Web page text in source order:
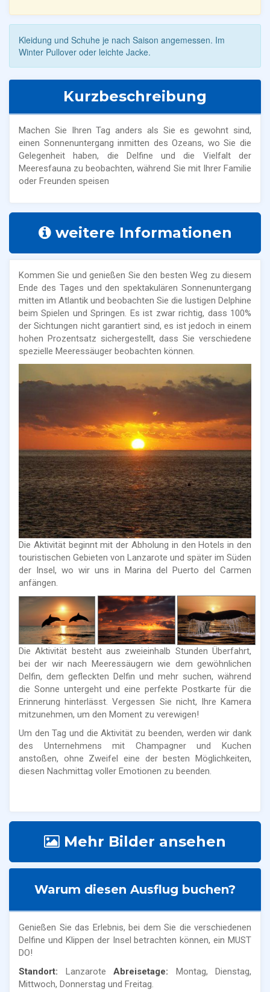
Kleidung und Schuhe je nach Saison angemessen. Im
Winter Pullover oder leichte Jacke.
Kurzbeschreibung
Machen Sie Ihren Tag anders als Sie es gewohnt sind,
einen Sonnenuntergang inmitten des Ozeans, wo Sie die
Gelegenheit haben, die Delfine und die Vielfalt der
Meeresfauna zu beobachten, während Sie mit Ihrer Familie
oder Freunden speisen
weitere Informationen
Kommen Sie und genießen Sie den besten Weg zu diesem
Ende des Tages und den spektakulären Sonnenuntergang
mitten im Atlantik und beobachten Sie die lustigen Delphine
beim Spielen und Springen. Es ist zwar richtig, dass 100%
der Sichtungen nicht garantiert sind, es ist jedoch in einem
hohen Prozentsatz sichergestellt, dass Sie verschiedene
spezielle Meeressäuger beobachten können.
Die Aktivität beginnt mit der Abholung in den Hotels in den
touristischen Gebieten von Lanzarote und später im Süden
der Insel, wo wir uns in Marina del Puerto del Carmen
anfängen.
Die Aktivität besteht aus zweieinhalb Stunden Überfahrt,
bei der wir nach Meeressäugern wie dem gewöhnlichen
Delfin, dem gefleckten Delfin und mehr suchen, während
die Sonne untergeht und eine perfekte Postkarte für die
Erinnerung hinterlässt. Vergessen Sie nicht, Ihre Kamera
mitzunehmen, um den Moment zu verewigen!
Um den Tag und die Aktivität zu beenden, werden wir dank
des Unternehmens mit Champagner und Kuchen
anstoßen, ohne Zweifel eine der besten Möglichkeiten,
diesen Nachmittag voller Emotionen zu beenden.
Mehr Bilder ansehen
Warum diesen Ausflug buchen?
Genießen Sie das Erlebnis, bei dem Sie die verschiedenen
Delfine und Klippen der Insel betrachten können, ein MUST
DO!
Standort: Lanzarote Abreisetage: Montag, Dienstag,
Mittwoch, Donnerstag und Freitag.